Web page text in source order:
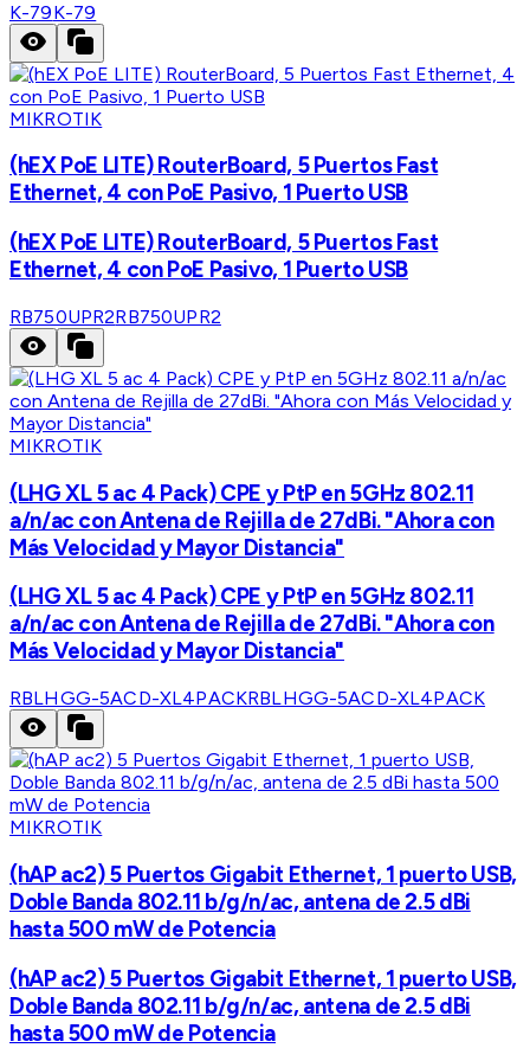
K-79K-79
MIKROTIK
(hEX PoE LITE) RouterBoard, 5 Puertos Fast
Ethernet, 4 con PoE Pasivo, 1 Puerto USB
(hEX PoE LITE) RouterBoard, 5 Puertos Fast
Ethernet, 4 con PoE Pasivo, 1 Puerto USB
RB750UPR2RB750UPR2
MIKROTIK
(LHG XL 5 ac 4 Pack) CPE y PtP en 5GHz 802.11
a/n/ac con Antena de Rejilla de 27dBi. "Ahora con
Más Velocidad y Mayor Distancia"
(LHG XL 5 ac 4 Pack) CPE y PtP en 5GHz 802.11
a/n/ac con Antena de Rejilla de 27dBi. "Ahora con
Más Velocidad y Mayor Distancia"
RBLHGG-5ACD-XL4PACKRBLHGG-5ACD-XL4PACK
MIKROTIK
(hAP ac2) 5 Puertos Gigabit Ethernet, 1 puerto USB,
Doble Banda 802.11 b/g/n/ac, antena de 2.5 dBi
hasta 500 mW de Potencia
(hAP ac2) 5 Puertos Gigabit Ethernet, 1 puerto USB,
Doble Banda 802.11 b/g/n/ac, antena de 2.5 dBi
hasta 500 mW de Potencia